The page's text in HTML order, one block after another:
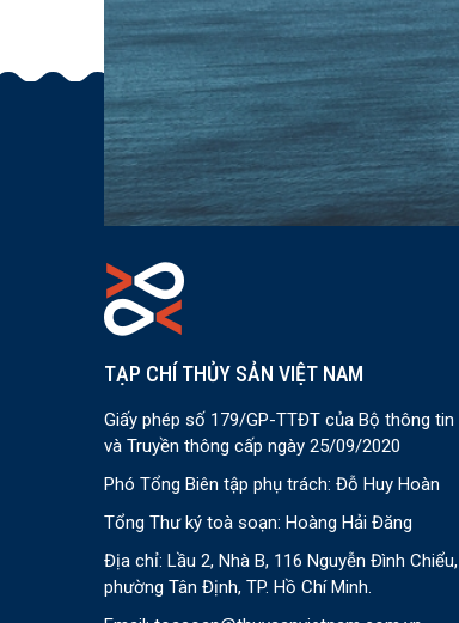
TẠP CHÍ THỦY SẢN VIỆT NAM
Giấy phép số 179/GP-TTĐT của Bộ thông tin
và Truyền thông cấp ngày 25/09/2020
Phó Tổng Biên tập phụ trách: Đỗ Huy Hoàn
Tổng Thư ký toà soạn: Hoàng Hải Đăng
Địa chỉ: Lầu 2, Nhà B, 116 Nguyễn Đình Chiểu,
phường Tân Định, TP. Hồ Chí Minh.